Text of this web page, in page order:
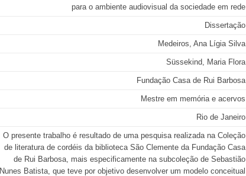
para o ambiente audiovisual da sociedade em rede
Dissertação
Medeiros, Ana Lígia Silva
Süssekind, Maria Flora
Fundação Casa de Rui Barbosa
Mestre em memória e acervos
Rio de Janeiro
O presente trabalho é resultado de uma pesquisa realizada na Coleção
de literatura de cordéis da biblioteca São Clemente da Fundação Casa
de Rui Barbosa, mais especificamente na subcoleção de Sebastião
Nunes Batista, que teve por objetivo desenvolver um modelo conceitual